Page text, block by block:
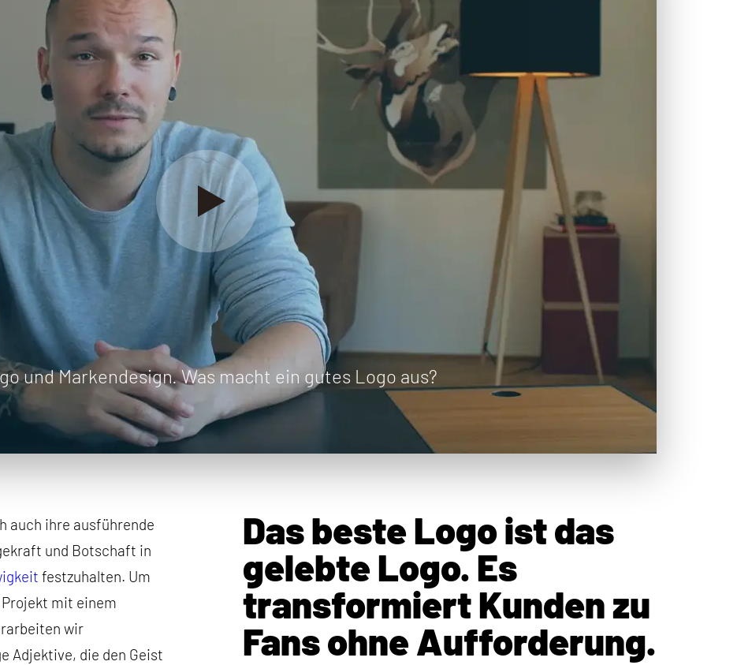
und Markendesign. Was macht ein gutes Logo aus?
Das beste Logo ist das
gelebte Logo. Es
transformiert Kunden zu
Fans ohne Aufforderung.
auch ihre ausführende
und Botschaft in
festzuhalten. Um
mit einem
wir
Adjektive, die den Geist